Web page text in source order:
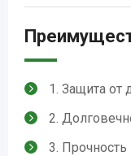
1. Защита от
2.
3. Прочность